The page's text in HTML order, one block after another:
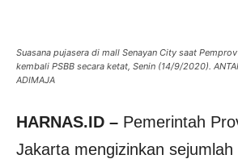
Suasana pujasera di mall Senayan City saat
kembali PSBB secara ketat, Senin (14/9/2020).
ADIMAJA
HARNAS.ID – Pemerintah
Jakarta mengizinkan